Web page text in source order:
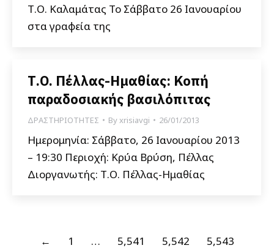
Τ.Ο. Καλαμάτας Το Σάββατο 26 Ιανουαρίου
στα γραφεία της
Τ.Ο. Πέλλας-Ημαθίας: Κοπή
παραδοσιακής βασιλόπιτας
ΔΡΑΣΤΗΡΙΟΤΗΤΕΣ Byxrisiavgi 26/01/2013
Ημερομηνία: Σάββατο, 26 Ιανουαρίου 2013
– 19:30 Περιοχή: Κρύα Βρύση, Πέλλας
Διοργανωτής: Τ.Ο. Πέλλας-Ημαθίας
← 1 … 5,541 5,542 5,543